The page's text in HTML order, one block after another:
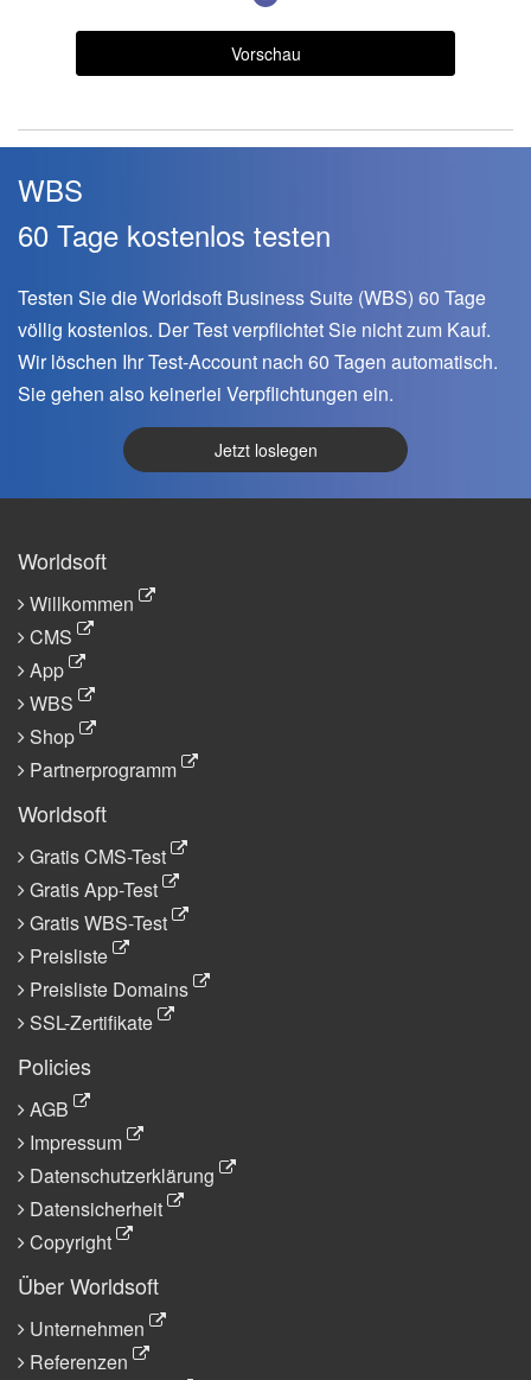
Vorschau
WBS
60 Tage kostenlos testen
Testen Sie die Worldsoft Business Suite (WBS) 60 Tage
völlig kostenlos. Der Test verpflichtet Sie nicht zum Kauf.
Wir löschen Ihr Test-Account nach 60 Tagen automatisch.
Sie gehen also keinerlei Verpflichtungen ein.
Jetzt loslegen
Worldsoft
Willkommen
CMS
App
WBS
Shop
Partnerprogramm
Worldsoft
Gratis CMS-Test
Gratis App-Test
Gratis WBS-Test
Preisliste
Preisliste Domains
SSL-Zertifikate
Policies
AGB
Impressum
Datenschutzerklärung
Datensicherheit
Copyright
Über Worldsoft
Unternehmen
Referenzen